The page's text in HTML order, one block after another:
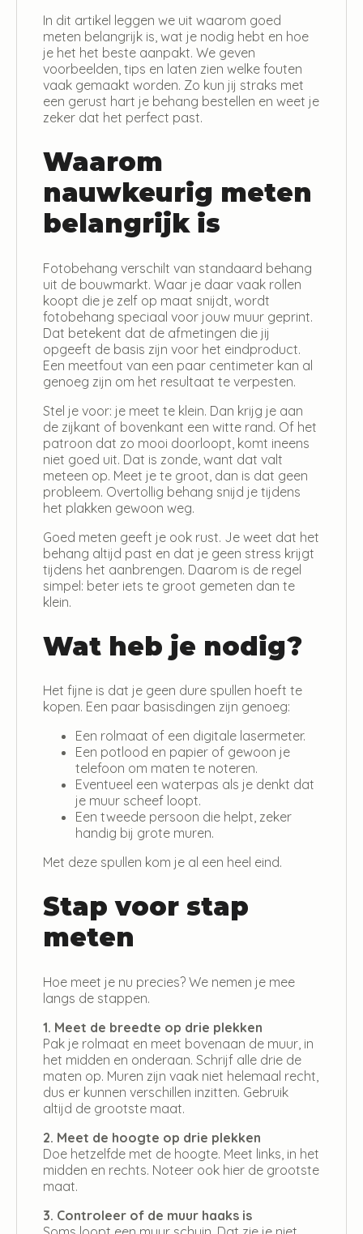
In dit artikel leggen we uit waarom goed
meten belangrijk is, wat je nodig hebt en hoe
je het het beste aanpakt. We geven
voorbeelden, tips en laten zien welke fouten
vaak gemaakt worden. Zo kun jij straks met
een gerust hart je behang bestellen en weet je
zeker dat het perfect past.
Waarom
nauwkeurig meten
belangrijk is
Fotobehang verschilt van standaard behang
uit de bouwmarkt. Waar je daar vaak rollen
koopt die je zelf op maat snijdt, wordt
fotobehang speciaal voor jouw muur geprint.
Dat betekent dat de afmetingen die jij
opgeeft de basis zijn voor het eindproduct.
Een meetfout van een paar centimeter kan al
genoeg zijn om het resultaat te verpesten.
Stel je voor: je meet te klein. Dan krijg je aan
de zijkant of bovenkant een witte rand. Of het
patroon dat zo mooi doorloopt, komt ineens
niet goed uit. Dat is zonde, want dat valt
meteen op. Meet je te groot, dan is dat geen
probleem. Overtollig behang snijd je tijdens
het plakken gewoon weg.
Goed meten geeft je ook rust. Je weet dat het
behang altijd past en dat je geen stress krijgt
tijdens het aanbrengen. Daarom is de regel
simpel: beter iets te groot gemeten dan te
klein.
Wat heb je nodig?
Het fijne is dat je geen dure spullen hoeft te
kopen. Een paar basisdingen zijn genoeg:
Een rolmaat of een digitale lasermeter.
Een potlood en papier of gewoon je
telefoon om maten te noteren.
Eventueel een waterpas als je denkt dat
je muur scheef loopt.
Een tweede persoon die helpt, zeker
handig bij grote muren.
Met deze spullen kom je al een heel eind.
Stap voor stap
meten
Hoe meet je nu precies? We nemen je mee
langs de stappen.
1. Meet de breedte op drie plekken
Pak je rolmaat en meet bovenaan de muur, in
het midden en onderaan. Schrijf alle drie de
maten op. Muren zijn vaak niet helemaal recht,
dus er kunnen verschillen inzitten. Gebruik
altijd de grootste maat.
2. Meet de hoogte op drie plekken
Doe hetzelfde met de hoogte. Meet links, in het
midden en rechts. Noteer ook hier de grootste
maat.
3. Controleer of de muur haaks is